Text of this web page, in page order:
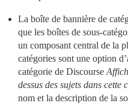
La boîte de bannière de
que les boîtes de sous-
un composant central de la
catégories sont une option
catégorie de Discourse
dessus des sujets dans cette
nom et la description de la